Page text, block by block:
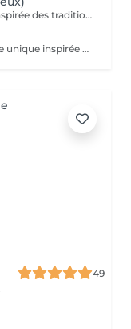
Vivez une expérience sensorielle unique inspirée des traditions anciennes japonaises dédiées au soin du corps et à l'apaisement de l'esprit. Le Head Spa combine soin des cheveux et du visage pour améliorer la revitalisation du cuir chevelu tout en favorisant la réduction du stress et la relaxation générale: - Démaquillage du visage - Massage manuel des épaules, de la nuque et du cuir chevelu à l'huile précieuse et utilisation de différents outils - Fontaine d'eau chaude - Shampoing - Masque capillaire sous bain de vapeur + sérum - Massage des mains et des bras. - Séchage des cheveux (15 minutes)
Messieurs, vivez une expérience sensorielle unique inspirée des traditions anciennes japonaises dédiées au soin du corps et à l'apaisement de l'esprit adapté à votre peau. Le Head Spa combine soin des cheveux et du visage pour améliorer la revitalisation du cuir chevelu tout en favorisant la réduction du stress et la relaxation générale: - Soin du visage (nettoyage, massage, masque et/ou soin de la barbe) - Massage manuel des épaules, de la nuque et du cuir chevelu à l'huile précieuse et utilisation de différents outils - Fontaine d'eau chaude - Shampoing - Sérum capillaire - Séchage des cheveux
49